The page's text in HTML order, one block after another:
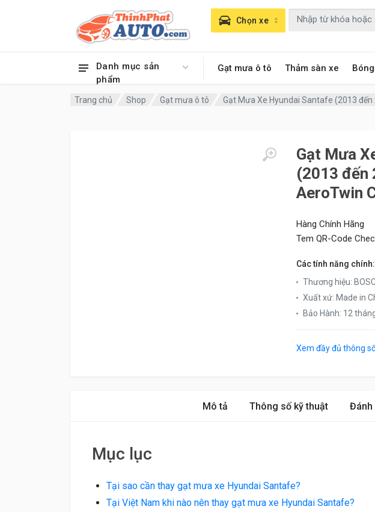
Danh mục sản
phẩm
Gạt mưa ô tô Thảm sàn xe
Chọn xe
Trang chủ Shop Gạt mưa ô tô Gạt Mưa Xe Hyundai Santafe (2013
Gạt Mưa
(2013 đến
AeroTwin
Hàng Chính Hãng
Tem QR-Code
Các tính năng chính:
Thương hiệu:
Xuất xứ: Made in
Bảo Hành: 12
Xem đầy đủ thông
Mô tả Thông số kỹ thuật Đánh
Mục lục
Tại sao cần thay gạt mưa xe Hyundai Santafe?
Tại Việt Nam khi nào nên thay gạt mưa xe Hyundai Santafe?